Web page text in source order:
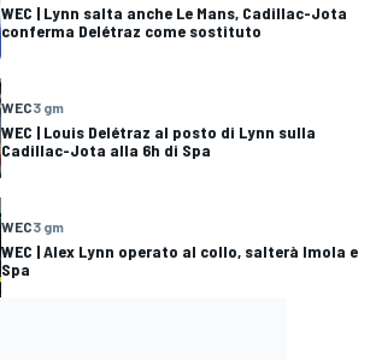
WEC | Lynn salta anche Le Mans, Cadillac-Jota
conferma Delétraz come sostituto
WEC3 gm
WEC | Louis Delétraz al posto di Lynn sulla
Cadillac-Jota alla 6h di Spa
WEC3 gm
WEC | Alex Lynn operato al collo, salterà Imola e
Spa